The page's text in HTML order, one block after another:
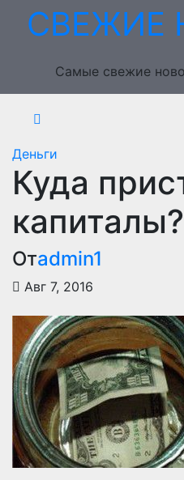
ПерейтиСВЕЖИЕ
Самые свежие
Деньги
Куда
капиталы?
Отadmin1
Авг 7, 2016